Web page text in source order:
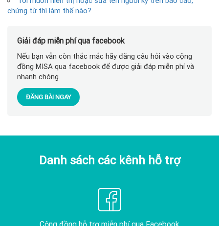
chứng từ thì làm thế nào?
Giải đáp miễn phí qua facebook
Nếu bạn vẫn còn thắc mắc hãy đăng câu hỏi vào cộng
đồng MISA qua facebook để được giải đáp miễn phí và
nhanh chóng
ĐĂNG BÀI NGAY
Danh sách các kênh hỗ trợ